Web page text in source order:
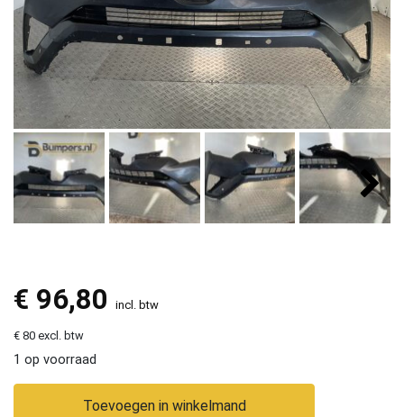
€ 96,80 incl. btw
€ 80 excl. btw
1 op voorraad
Toevoegen in winkelmand